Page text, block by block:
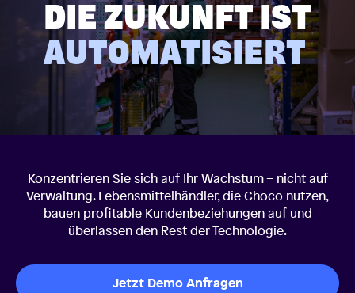
DIE ZUKUNFT IST
AUTOMATISIERT
Konzentrieren Sie sich auf Ihr Wachstum – nicht auf
Verwaltung. Lebensmittelhändler, die Choco nutzen,
bauen profitable Kundenbeziehungen auf und
überlassen den Rest der Technologie.
Jetzt Demo Anfragen